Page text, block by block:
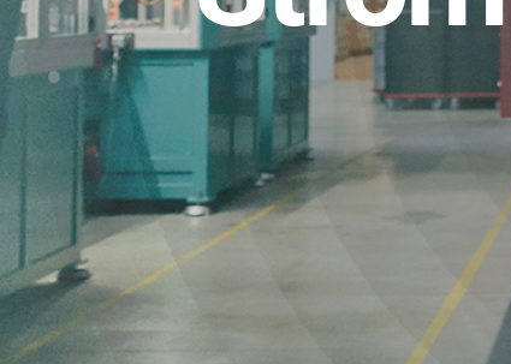
NEO CEE: Energieverteilung mit
effizient in der Installation,